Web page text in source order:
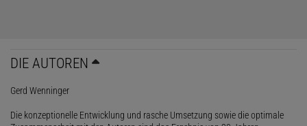
DIE AUTOREN
Gerd Wenninger
Die konzeptionelle Entwicklung und rasche Umsetzung sowie die optimale